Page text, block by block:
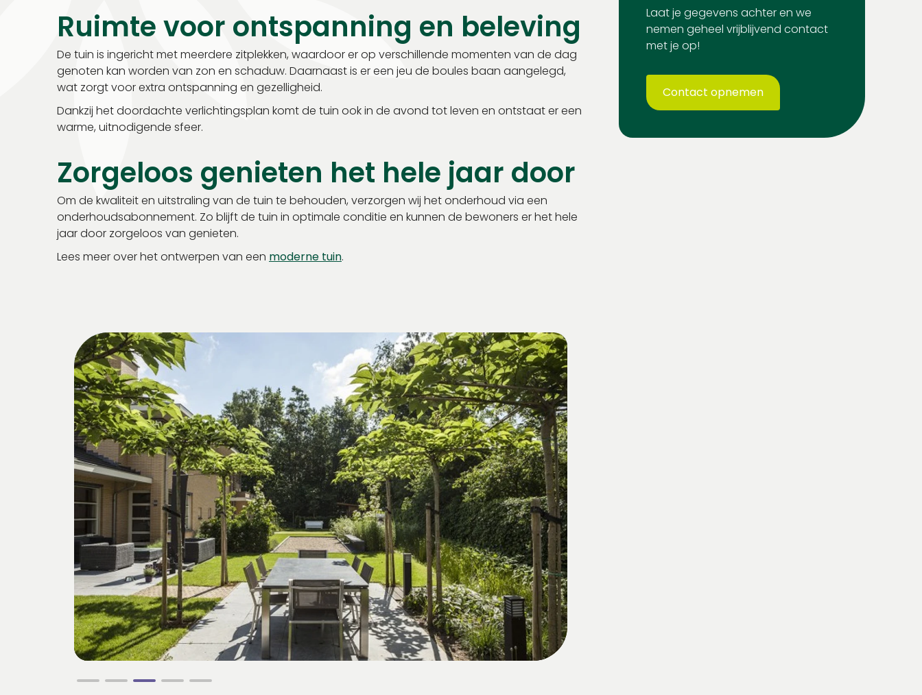
Ruimte voor ontspanning en beleving
De tuin is ingericht met meerdere zitplekken, waardoor er op verschillende momenten van de dag
genoten kan worden van zon en schaduw. Daarnaast is er een jeu de boules baan aangelegd,
wat zorgt voor extra ontspanning en gezelligheid.
Dankzij het doordachte verlichtingsplan komt de tuin ook in de avond tot leven en ontstaat er een
warme, uitnodigende sfeer.
Zorgeloos genieten het hele jaar door
Om de kwaliteit en uitstraling van de tuin te behouden, verzorgen wij het onderhoud via een
onderhoudsabonnement. Zo blijft de tuin in optimale conditie en kunnen de bewoners er het hele
jaar door zorgeloos van genieten.
Lees meer over het ontwerpen van een moderne tuin.
Laat je gegevens achter en we
nemen geheel vrijblijvend contact
met je op!
Contact opnemen